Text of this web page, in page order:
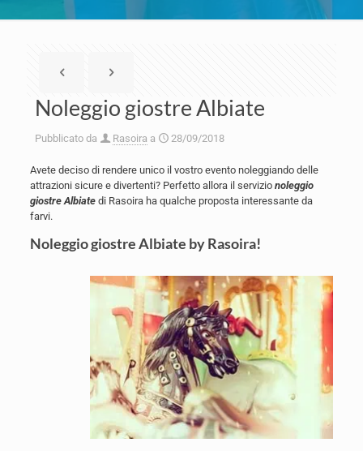
Noleggio giostre Albiate
Pubblicato da Rasoira a 28/09/2018
Avete deciso di rendere unico il vostro evento noleggiando delle
attrazioni sicure e divertenti? Perfetto allora il servizio noleggio
giostre Albiatedi Rasoira ha qualche proposta interessante da
farvi.
Noleggio giostre Albiate by Rasoira!